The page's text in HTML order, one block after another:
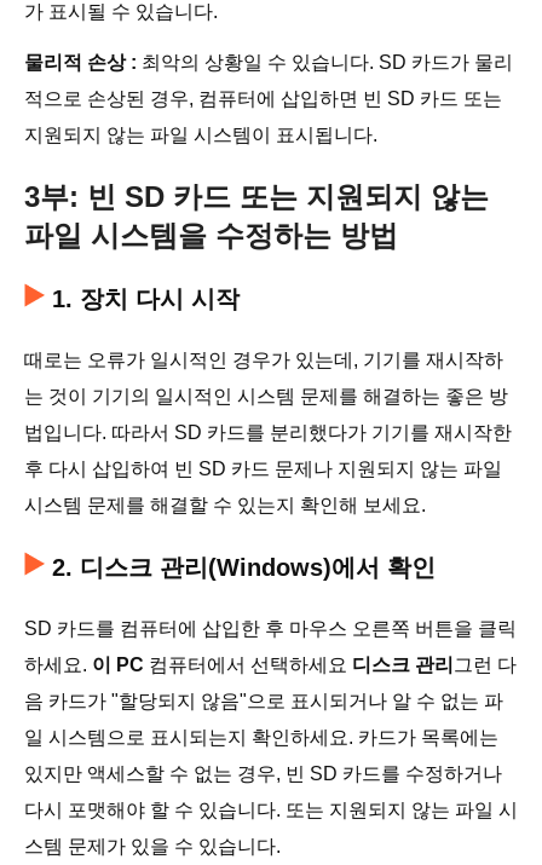
가 표시될 수 있습니다.
물리적 손상 : 최악의 상황일 수 있습니다. SD 카드가 물리
적으로 손상된 경우, 컴퓨터에 삽입하면 빈 SD 카드 또는
지원되지 않는 파일 시스템이 표시됩니다.
3부: 빈 SD 카드 또는 지원되지 않는
파일 시스템을 수정하는 방법
1. 장치 다시 시작
때로는 오류가 일시적인 경우가 있는데, 기기를 재시작하
는 것이 기기의 일시적인 시스템 문제를 해결하는 좋은 방
법입니다. 따라서 SD 카드를 분리했다가 기기를 재시작한
후 다시 삽입하여 빈 SD 카드 문제나 지원되지 않는 파일
시스템 문제를 해결할 수 있는지 확인해 보세요.
2. 디스크 관리(Windows)에서 확인
SD 카드를 컴퓨터에 삽입한 후 마우스 오른쪽 버튼을 클릭
하세요. 이 PC 컴퓨터에서 선택하세요 디스크 관리 그런 다
음 카드가 "할당되지 않음"으로 표시되거나 알 수 없는 파
일 시스템으로 표시되는지 확인하세요. 카드가 목록에는
있지만 액세스할 수 없는 경우, 빈 SD 카드를 수정하거나
다시 포맷해야 할 수 있습니다. 또는 지원되지 않는 파일 시
스템 문제가 있을 수 있습니다.